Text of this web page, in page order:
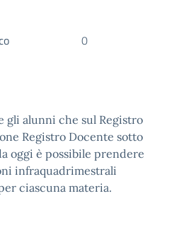
0
gli alunni che sul Registro
Registro Docente sotto
oggi è possibile prendere
infraquadrimestrali
ciascuna materia.